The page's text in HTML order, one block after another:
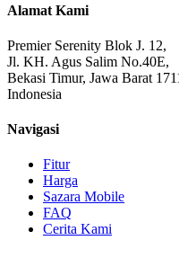
Alamat Kami
Premier Serenity Blok J. 12,
Jl. KH. Agus Salim No.40E,
Bekasi Timur, Jawa Barat
Indonesia
Navigasi
Fitur
Harga
Sazara Mobile
FAQ
Cerita Kami